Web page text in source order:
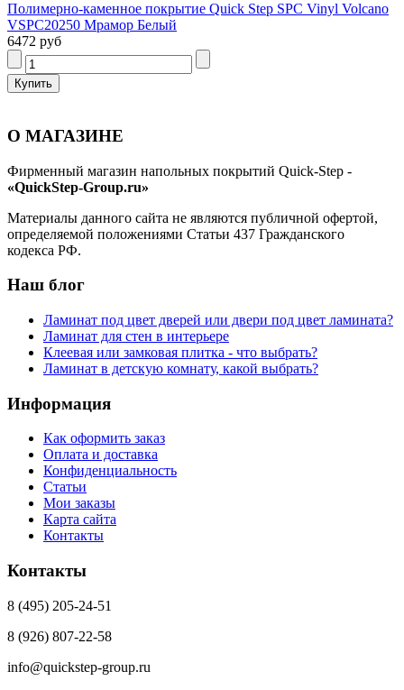
Полимерно-каменное покрытие Quick Step SPC Vinyl Volcano
VSPC20250 Мрамор Белый
6472 руб
О МАГАЗИНЕ
Фирменный магазин напольных покрытий Quick-Step -
«QuickStep-Group.ru»
Материалы данного сайта не являются публичной офертой,
определяемой положениями Статьи 437 Гражданского
кодекса РФ.
Наш блог
Ламинат под цвет дверей или двери под цвет ламината?
Ламинат для стен в интерьере
Клеевая или замковая плитка - что выбрать?
Ламинат в детскую комнату, какой выбрать?
Информация
Как оформить заказ
Оплата и доставка
Конфиденциальность
Статьи
Мои заказы
Карта сайта
Контакты
Контакты
8 (495) 205-24-51
8 (926) 807-22-58
info@quickstep-group.ru